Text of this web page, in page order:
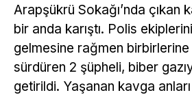
Arapşükrü Sokağı’nda çıkan
bir anda karıştı. Polis
gelmesine rağmen birbirlerine
sürdüren 2 şüpheli, biber
getirildi. Yaşanan kavga